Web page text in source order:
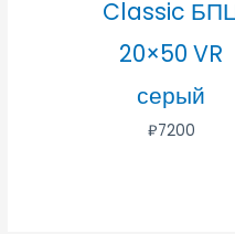
Classic
20×50 VR
серый
₽7200